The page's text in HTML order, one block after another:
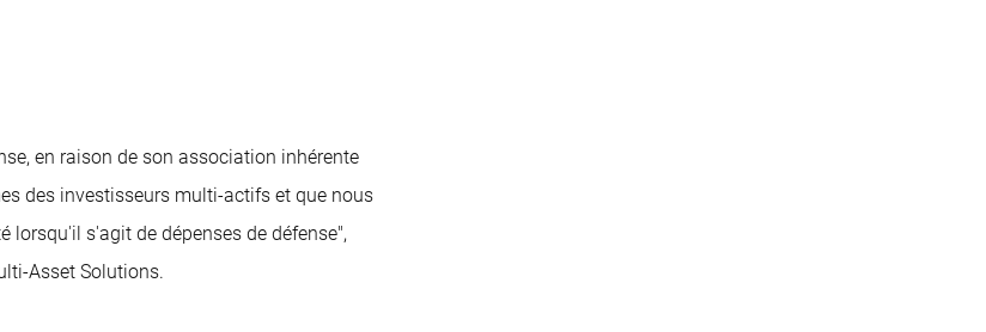
en raison de son association inhérente
des investisseurs multi-actifs et que nous
lorsqu'il s'agit de dépenses de défense",
Asset Solutions.